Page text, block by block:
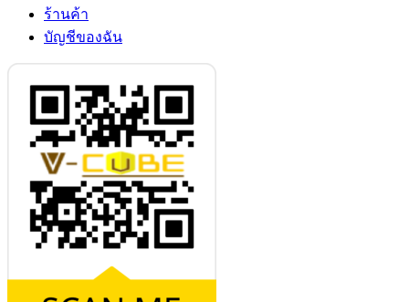
ร้านค้า
บัญชีของฉัน